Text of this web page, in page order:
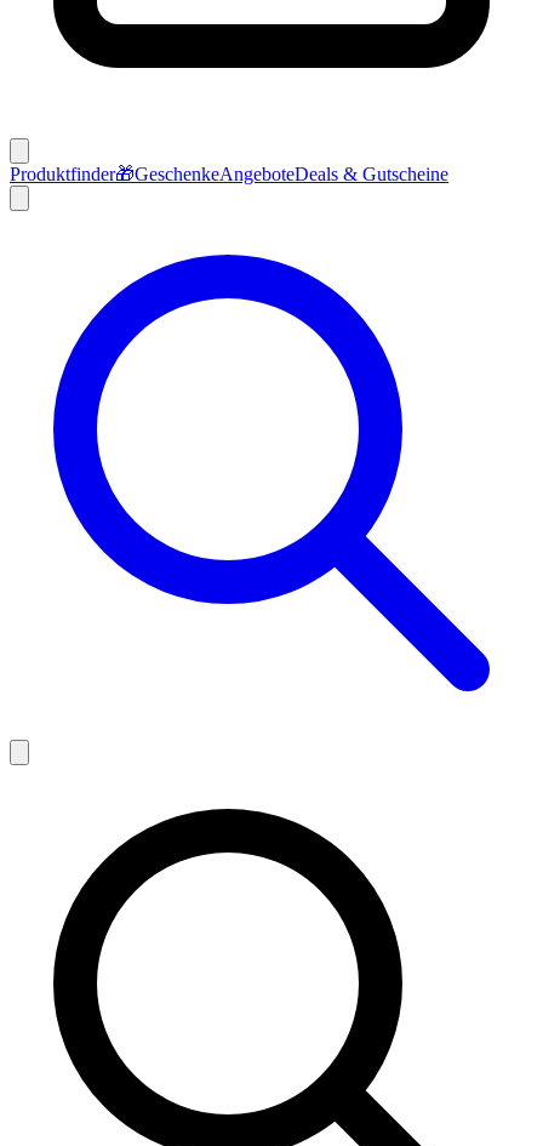
Produktfinder🎁GeschenkeAngeboteDeals & Gutscheine